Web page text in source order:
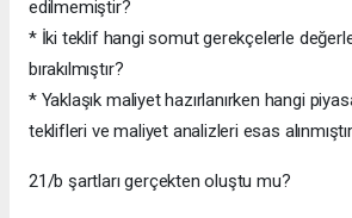
edilmemiştir?
* İki teklif hangi somut gerekçelerle
bırakılmıştır?
* Yaklaşık maliyet hazırlanırken hangi
teklifleri ve maliyet analizleri esas
21/b şartları gerçekten oluştu mu?